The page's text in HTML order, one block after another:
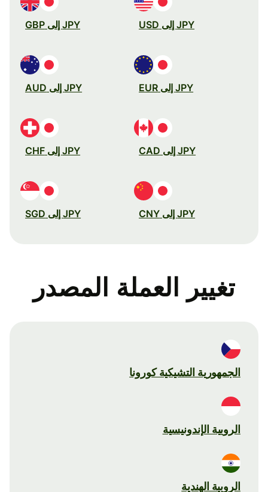
JPY إلى USD JPY إلى GBP
JPY إلى EUR JPY إلى AUD
JPY إلى CAD JPY إلى CHF
JPY إلى CNY JPY إلى SGD
تغيير العملة المصدر
الجمهورية التشيكية كورونا
الروبية الإندونيسية
الروبية الهندية